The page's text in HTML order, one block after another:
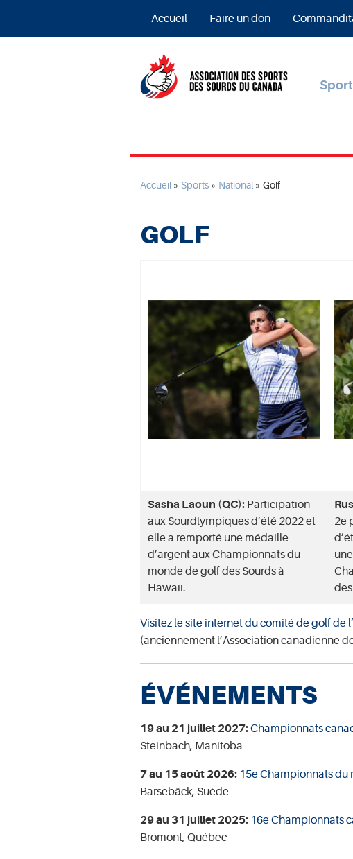
Accueil Faire un don
Accueil » Sports » National » Golf
GOLF
Sasha Laoun (QC): Participation
aux Sourdlympiques d’été 2022 et
elle a remporté une médaille
d’argent aux Championnats du
monde de golf des Sourds à
Hawaii.
2e
Visitez le site internet du comité de golf de
(anciennement l’Association canadienne
ÉVÉNEMENTS
19 au 21 juillet 2027:Championnats
Steinbach, Manitoba
7 au 15 août 2026: 15e Championnats du
Barsebäck, Suède
29 au 31 juillet 2025: 16e Championnats
Bromont, Québec